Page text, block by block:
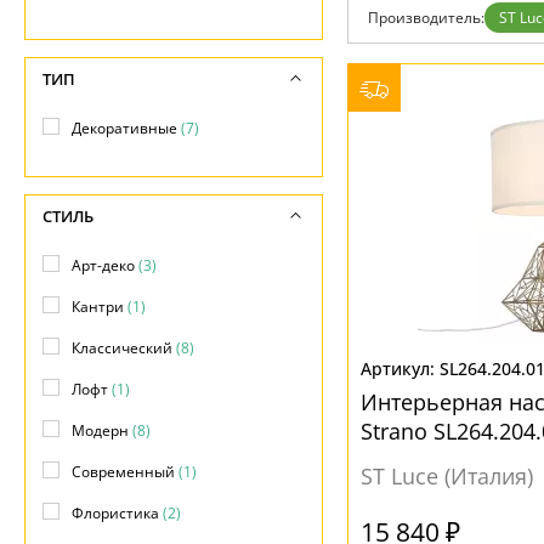
Главная
Доставка и оплата
Возврат
Установка
Дизайнерам
Бренды
Хай
Производитель: ST
SL264.204.01
Интерьерная
Strano
ST Luce (Италия)
15 840 ₽
ТИП
Декоративные(7)
СТИЛЬ
Арт-деко(3)
Кантри (1)
Классический (8)
Лофт(1)
Модерн (8)
Современный (1)
Флористика (2)